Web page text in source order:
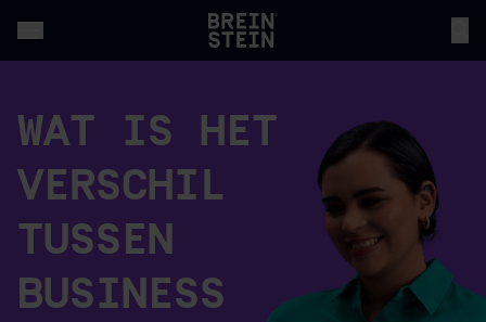
WAT IS HET
VERSCHIL
TUSSEN
BUSINESS